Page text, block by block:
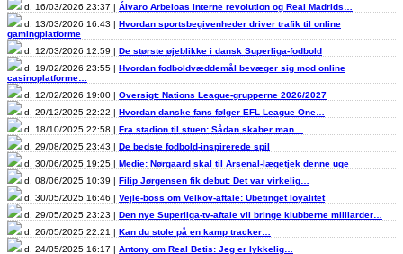
d. 16/03/2026 23:37 | Álvaro Arbeloas interne revolution og Real Madrids…
d. 13/03/2026 16:43 | Hvordan sportsbegivenheder driver trafik til online
gamingplatforme
d. 12/03/2026 12:59 | De største øjeblikke i dansk Superliga-fodbold
d. 19/02/2026 23:55 | Hvordan fodboldvæddemål bevæger sig mod online
casinoplatforme…
d. 12/02/2026 19:00 | Oversigt: Nations League-grupperne 2026/2027
d. 29/12/2025 22:22 | Hvordan danske fans følger EFL League One…
d. 18/10/2025 22:58 | Fra stadion til stuen: Sådan skaber man…
d. 29/08/2025 23:43 | De bedste fodbold-inspirerede spil
d. 30/06/2025 19:25 | Medie: Nørgaard skal til Arsenal-lægetjek denne uge
d. 08/06/2025 10:39 | Filip Jørgensen fik debut: Det var virkelig…
d. 30/05/2025 16:46 | Vejle-boss om Velkov-aftale: Ubetinget loyalitet
d. 29/05/2025 23:23 | Den nye Superliga-tv-aftale vil bringe klubberne milliarder…
d. 26/05/2025 22:21 | Kan du stole på en kamp tracker…
d. 24/05/2025 16:17 | Antony om Real Betis: Jeg er lykkelig…